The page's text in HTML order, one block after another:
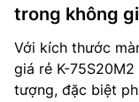
trong không
Với kích thước
giá rẻ K-
tượng, đặc biệt